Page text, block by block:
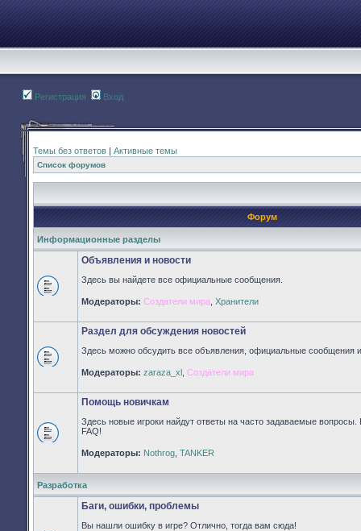
Регистрация Вход
Темы без ответов | Активные темы
Список форумов
Форум
Информационные разделы
Нет
непрочитанных
Объявления и новости
Здесь вы найдете все официальные сообщения.
Модераторы: Создатели мира Хранители
Нет
непрочитанных
Раздел для обсуждения новостей
Здесь можно обсудить все объявления, официальные сообщения и
Модераторы: zaraza_xl Создатели мира
непрочитанных
Помощь новичкам
Здесь новые игроки найдут ответы на часто задаваемые вопросы.
FAQ!
Модераторы: Nothrog TANKER
Разработка
Баги, ошибки, проблемы
Вы нашли ошибку в игре? Отлично, тогда вам сюда!